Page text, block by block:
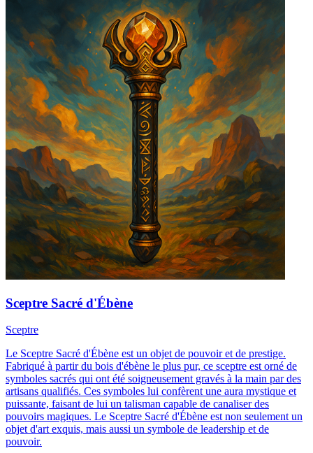
Sceptre Sacré d'Ébène
Sceptre
Le Sceptre Sacré d'Ébène est un objet de pouvoir et de prestige.
Fabriqué à partir du bois d'ébène le plus pur, ce sceptre est orné de
symboles sacrés qui ont été soigneusement gravés à la main par des
artisans qualifiés. Ces symboles lui confèrent une aura mystique et
puissante, faisant de lui un talisman capable de canaliser des
pouvoirs magiques. Le Sceptre Sacré d'Ébène est non seulement un
objet d'art exquis, mais aussi un symbole de leadership et de
pouvoir.